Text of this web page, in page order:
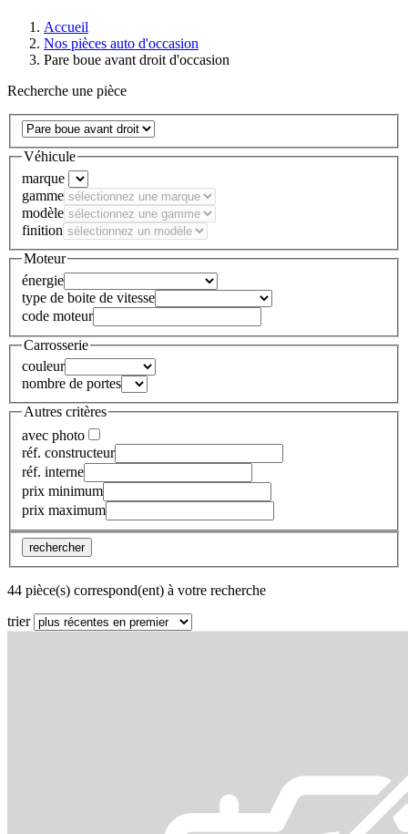
Accueil
Nos pièces auto d'occasion
Pare boue avant droit d'occasion
Recherche une pièce
Véhicule
marque
gamme
modèle
finition
Moteur
énergie
type de boite de vitesse
code moteur
Carrosserie
couleur
nombre de portes
Autres critères
avec photo
réf. constructeur
réf. interne
prix minimum
prix maximum
rechercher
44 pièce(s) correspond(ent) à votre recherche
trier